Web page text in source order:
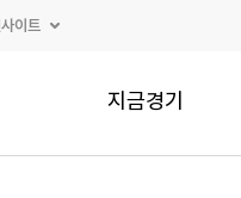
이트
지금경기